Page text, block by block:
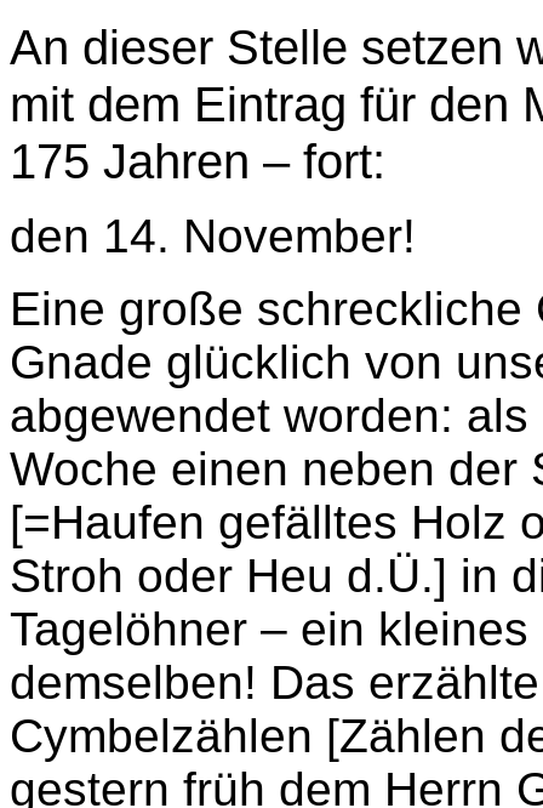
An dieser Stelle setzen
mit dem Eintrag für den
175 Jahren – fort:
den 14. November!
Eine große
Gnade glücklich von
abgewendet worden:
Woche einen neben der
[=Haufen gefälltes Holz
Stroh oder Heu d.Ü.] in
Tagelöhner – ein
demselben! Das
Cymbelzählen [Zählen
gestern früh dem Herrn